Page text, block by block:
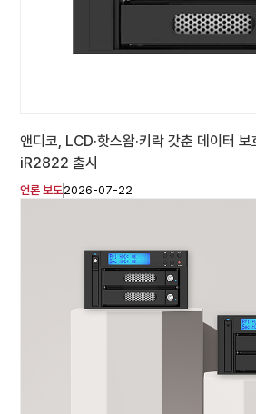
앤디코, LCD·핫스왑·키락 갖춘 데이터
iR2822 출시
언론 보도2026-07-22